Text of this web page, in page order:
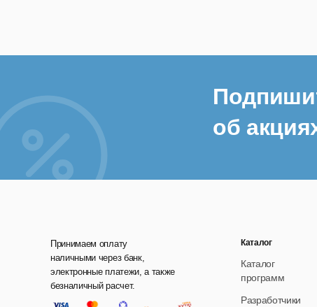
об
Принимаем оплату
наличными через банк,
электронные платежи, а также
безналичный расчет.
Каталог
Каталог
программ
Разработчики